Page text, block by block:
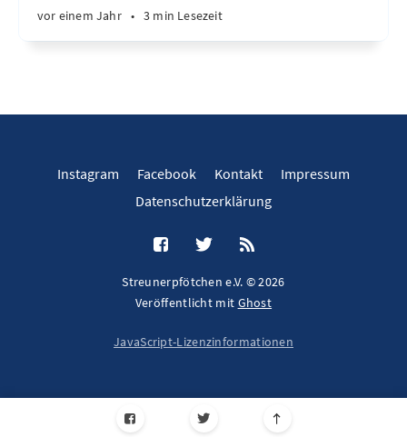
vor einem Jahr • 3 min Lesezeit
Instagram Facebook Kontakt
Impressum
Datenschutzerklärung
Streunerpfötchen e.V. © 2026
Veröffentlicht mit Ghost
JavaScript-Lizenzinformationen